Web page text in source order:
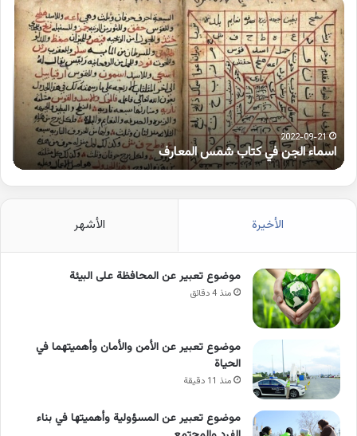
الجن
في
كتاب
شمس
المعارف
2022-09-21
اسماء الجن في كتاب شمس المعارف
الأخيرة الأشهر
موضوع تعبير عن المحافظة على البيئة
منذ 4 دقائق
موضوع تعبير عن الأمن والأمان وأهميتهما في
الحياة
منذ 11 دقيقة
موضوع تعبير عن المسؤولية وأهميتها في بناء